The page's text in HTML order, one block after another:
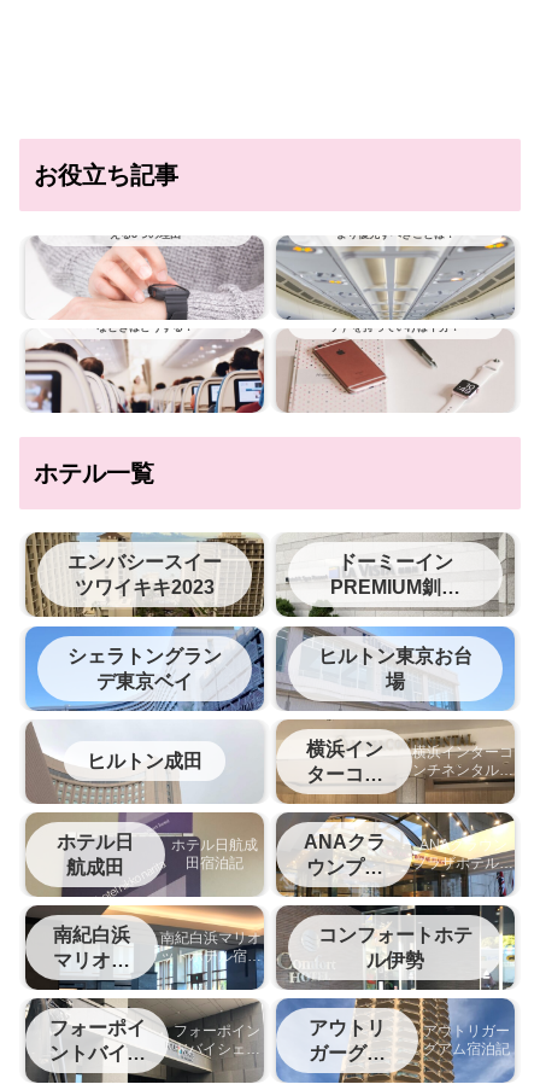
お役立ち記事
える3つの理由
より優先すべきことは？
飛行機に乗っているときの大ピンチ！こん
なときはどうする？
旅行にApple Watch（アップル ウオッ
チ）を持っていけば十分？
ホテル一覧
エンバシースイー
ツワイキキ2023
ドーミーイン
PREMIUM釧路
（旧ラビスタ釧路
川）
シェラトングラン
デ東京ベイ
ヒルトン東京お台
場
ヒルトン成田
横浜イン
ターコン
チネンタ
ル
横浜インターコ
ンチネンタルホ
テルの宿泊記
ホテル日
航成田
ホテル日航成
田宿泊記
ANAクラ
ウンプラ
ザ松山
ANAクラウン
プラザホテル松
山宿泊記
南紀白浜
マリオッ
ト
南紀白浜マリオ
ットホテル宿泊
記
コンフォートホテ
ル伊勢
フォーポイ
ントバイシ
ェラトン中
フォーポイン
トバイシェラ
トン名古屋中
部国際空港宿
アウトリ
ガーグア
ム
アウトリガー
グアム宿泊記